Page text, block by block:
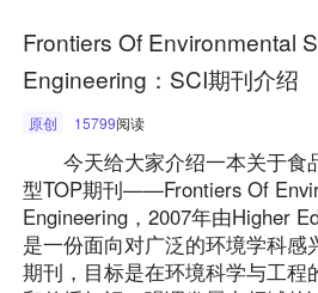
Frontiers Of Environmental
Engineering：SCI期刊介绍
原创 15799阅读
今天给大家介绍一本关于食
型TOP期刊——Frontiers Of
Engineering，2007年由Higher
是一份面向对广泛的环境学科感
期刊，目标是在环境科学与工程